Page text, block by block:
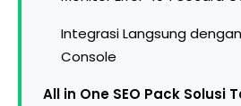
Integrasi Langsung
Console
All in One SEO Pack Solusi